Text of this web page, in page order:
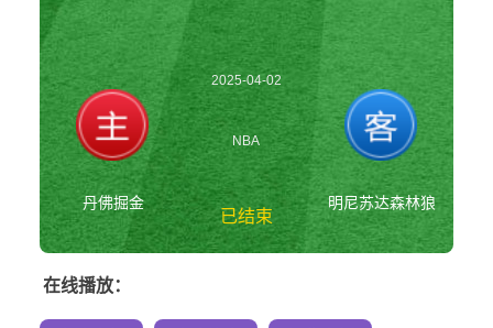
丹佛掘金
2025-04-02
10:00:00
NBA
已结束
明尼苏达森林狼
丹佛掘金vs明尼苏达
在线播放：